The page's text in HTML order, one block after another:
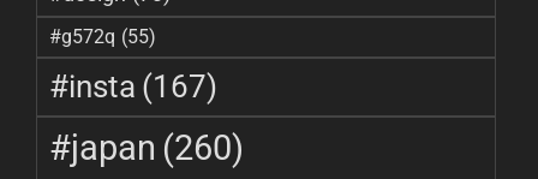
#g572q (55)
#insta (167)
#japan (260)